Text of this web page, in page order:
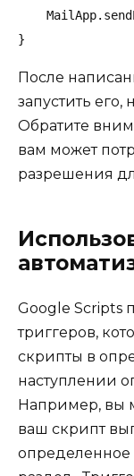
}
После
запустить
Обратите
вам может
разрешения
Google Scripts
триггеров,
скрипты в
наступлении
Например, вы
ваш скрипт
определенное